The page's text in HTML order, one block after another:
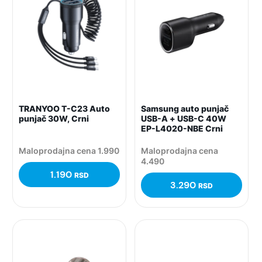
TRANYOO T-C23 Auto
punjač 30W, Crni
Maloprodajna cena 1.990
1.190 RSD
Samsung auto punjač
USB-A + USB-C 40W
EP-L4020-NBE Crni
Maloprodajna cena
4.490
3.290 RSD